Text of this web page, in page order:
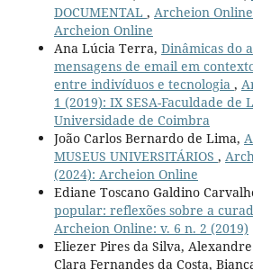
DOCUMENTAL , Archeion
Archeion Online
Ana Lúcia Terra, Dinâmicas do
mensagens de email em
entre indivíduos e tecnologia ,
1 (2019): IX SESA-Faculdade de
Universidade de Coimbra
João Carlos Bernardo de Lima,
MUSEUS UNIVERSITÁRIOS ,
(2024): Archeion Online
Ediane Toscano Galdino
popular: reflexões sobre a
Archeion Online: v. 6 n. 2 (2019)
Eliezer Pires da Silva,
Clara Fernandes da Costa,